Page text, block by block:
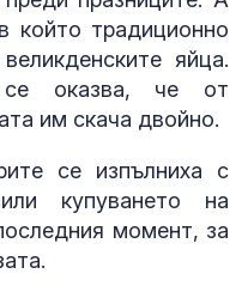
който традиционно
яйца.
се оказва, че от
им скача двойно.
се изпълниха с
купуването на
момент, за